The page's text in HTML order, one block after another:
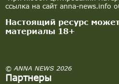
ссылка на сайт anna-news.info
Настоящий ресурс
материалы 18+
© ANNA NEWS 2026
Партнеры